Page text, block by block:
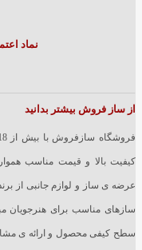
نماد
از ساز فروش بیشتر بدانید
کیفیت بالا و قیمت مناسب
عرضه ی ساز و لوازم جانبی از
سازهای مناسب برای هنرجویان
سطح کیفی محصول و ارائه ی